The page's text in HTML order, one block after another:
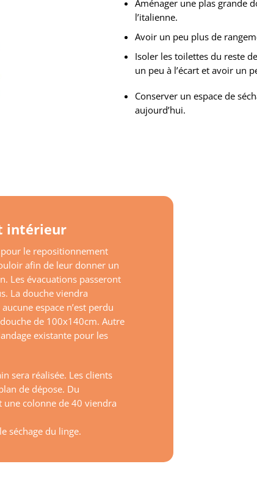
Aménager une plas grande
l’italienne.
Avoir un peu plus de
Isoler les toilettes du reste
un peu à l’écart et avoir un
Conserver un espace de
aujourd’hui.
intérieur
le repositionnement
afin de leur donner un
Les évacuations passeront
La douche viendra
espace n’est perdu
de 100x140cm. Autre
existante pour les
sera réalisée. Les clients
de dépose. Du
une colonne de 40 viendra
séchage du linge.